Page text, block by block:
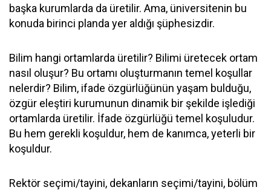
başka kurumlarda da üretilir. Ama, üniversitenin bu
konuda birinci planda yer aldığı şüphesizdir.
Bilim hangi ortamlarda üretilir? Bilimi üretecek ortam
nasıl oluşur? Bu ortamı oluşturmanın temel koşullar
nelerdir? Bilim, ifade özgürlüğünün yaşam bulduğu,
özgür eleştiri kurumunun dinamik bir şekilde işlediği
ortamlarda üretilir. İfade özgürlüğü temel koşuludur.
Bu hem gerekli koşuldur, hem de kanımca, yeterli bir
koşuldur.
Rektör seçimi/tayini, dekanların seçimi/tayini, bölüm